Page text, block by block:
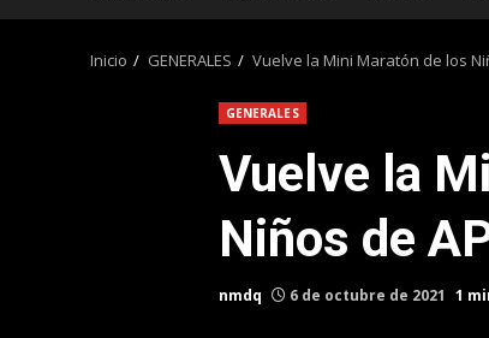
Inicio GENERALES Vuelve la Mini Maratón de los
GENERALES
Vuelve la
Niños de
nmdq 6 de octubre de 2021 1